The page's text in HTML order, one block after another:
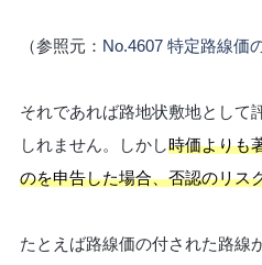
（参照元： No.4607 特定路線価
それであれば路地状敷地として
しれません。しかし時価よりも
のを申告した場合、否認のリス
たとえば路線価の付された路線